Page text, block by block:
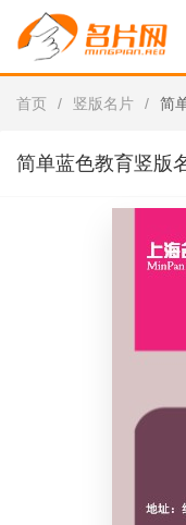
首页 / 竖版名片 / 简
简单蓝色教育竖版